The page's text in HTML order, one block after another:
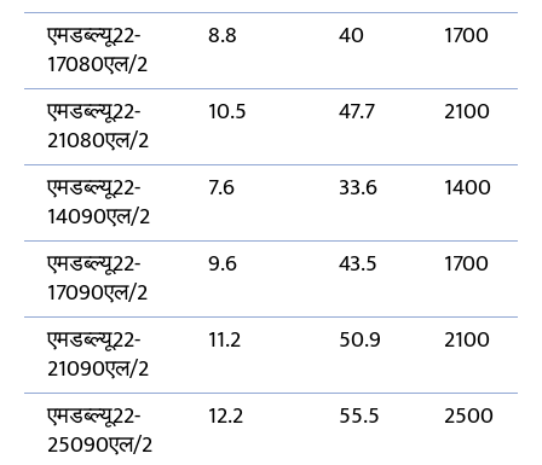
एमडब्ल्यू22-
17080एल/2
8.8 40 1700
एमडब्ल्यू22-
21080एल/2
10.5 47.7 2100
एमडब्ल्यू22-
14090एल/2
7.6 33.6 1400
एमडब्ल्यू22-
17090एल/2
9.6 43.5 1700
एमडब्ल्यू22-
21090एल/2
11.2 50.9 2100
एमडब्ल्यू22-
25090एल/2
12.2 55.5 2500